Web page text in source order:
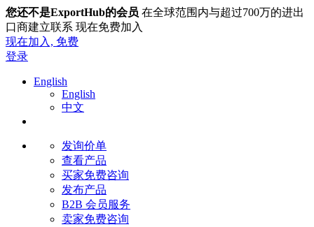
您还不是ExportHub的会员 在全球范围内与超过700万的进出
口商建立联系 现在免费加入
现在加入, 免费
登录
English
English
中文
发询价单
查看产品
买家免费咨询
发布产品
B2B 会员服务
卖家免费咨询